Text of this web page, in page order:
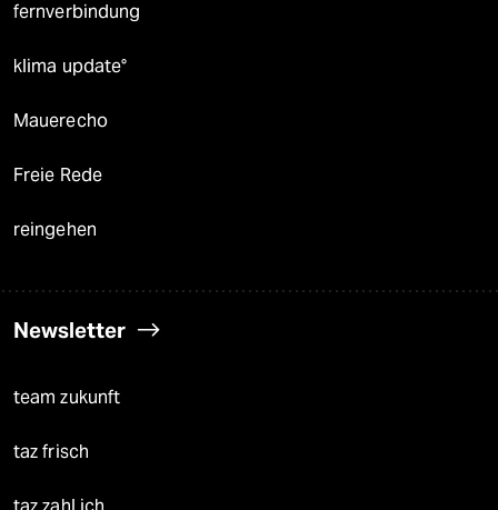
fernverbindung
klima update°
Mauerecho
Freie Rede
reingehen
Newsletter
team zukunft
taz frisch